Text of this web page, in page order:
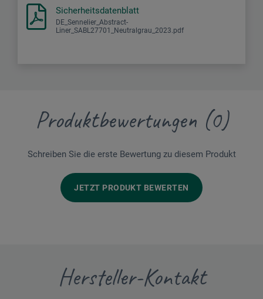
Sicherheitsdatenblatt
DE_Sennelier_Abstract-
Liner_SABL27701_Neutralgrau_2023.pdf
Produktbewertungen (0)
Schreiben Sie die erste Bewertung zu diesem Produkt
JETZT PRODUKT BEWERTEN
Hersteller-Kontakt